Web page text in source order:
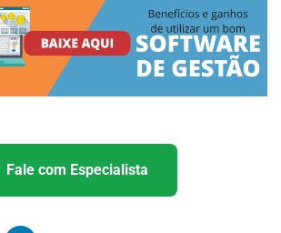
Fale com Especialista